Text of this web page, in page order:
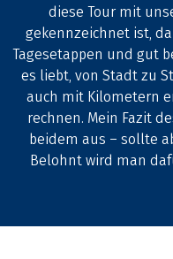
diese Tour mit
gekennzeichnet ist,
Tagesetappen und gut
es liebt, von Stadt zu
auch mit Kilometern
rechnen. Mein Fazit
beidem aus – sollte
Belohnt wird man